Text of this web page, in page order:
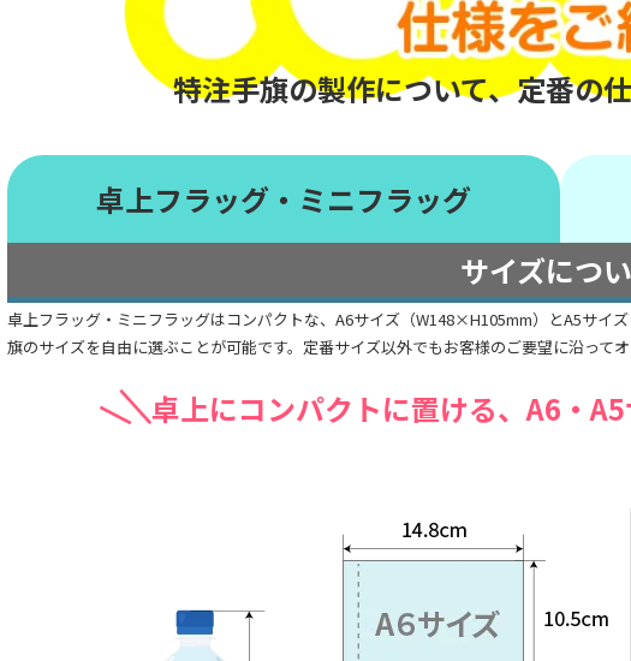
特注手旗の製作について、定番の
卓上フラッグ・ミニフラッグ
サイズにつ
卓上フラッグ・ミニフラッグはコンパクトな、A6サイズ（W148×H105mm）とA5サイ
旗のサイズを自由に選ぶことが可能です。定番サイズ以外でもお客様のご要望に沿ってオ
卓上にコンパクトに置ける、 A6・